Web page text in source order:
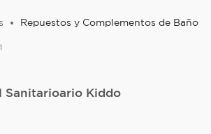
Repuestos y Complementos de Baño
Sanitarioario Kiddo